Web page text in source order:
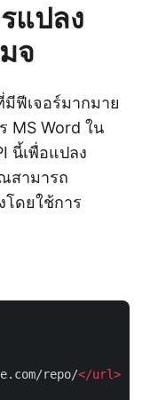
แปลง
จ
มีฟีเจอร์มากมาย
MS Word ใน
นี้เพื่อแปลง
สามารถ
โดยใช้การ
repo/</url>